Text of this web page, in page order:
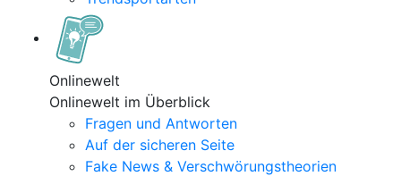
Onlinewelt
Onlinewelt im Überblick
Fragen und Antworten
Auf der sicheren Seite
Fake News & Verschwörungstheorien